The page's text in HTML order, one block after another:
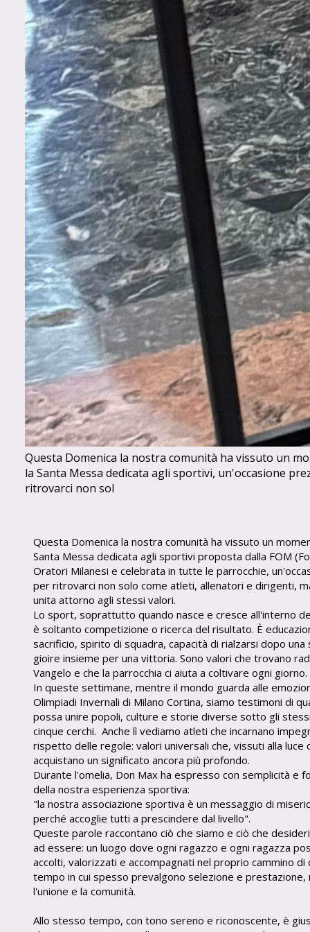
Questa Domenica la nostra comunità ha vissuto un
la Santa Messa dedicata agli sportivi, un'occasione
ritrovarci non sol
Questa Domenica la nostra comunità ha vissuto un
Santa Messa dedicata agli sportivi proposta dalla FOM
Oratori Milanesi e celebrata in tutte le parrocchie,
per ritrovarci non solo come atleti, allenatori e dirigenti,
unita attorno agli stessi valori.
Lo sport, soprattutto quando nasce e cresce all'interno
è soltanto competizione o ricerca del risultato. È
sacrificio, spirito di squadra, capacità di rialzarsi dopo
gioire insieme per una vittoria. Sono valori che trovano
Vangelo e che la parrocchia ci aiuta a coltivare ogni giorno.
In queste settimane, mentre il mondo guarda alle
Olimpiadi Invernali di Milano Cortina, siamo testimoni di
possa unire popoli, culture e storie diverse sotto gli
cinque cerchi. Anche lì vediamo atleti che incarnano
rispetto delle regole: valori universali che, vissuti alla luce
acquistano un significato ancora più profondo.
Durante l'omelia, Don Max ha espresso con semplicità e
della nostra esperienza sportiva:
"la nostra associazione sportiva è un messaggio di
perché accoglie tutti a prescindere dal livello".
Queste parole raccontano ciò che siamo e ciò che
ad essere: un luogo dove ogni ragazzo e ogni ragazza
accolti, valorizzati e accompagnati nel proprio cammino di
tempo in cui spesso prevalgono selezione e prestazione,
l'unione e la comunità.
Allo stesso tempo, con tono sereno e riconoscente, è